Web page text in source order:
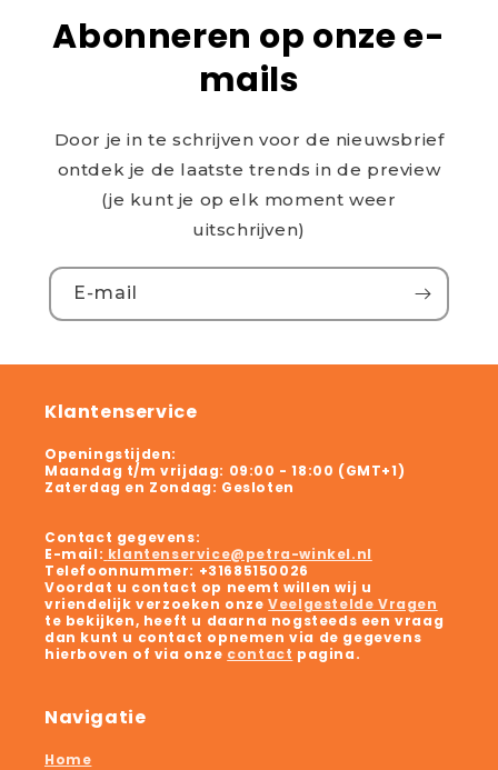
Abonneren op onze e-
mails
Door je in te schrijven voor de nieuwsbrief
ontdek je de laatste trends in de preview
(je kunt je op elk moment weer
uitschrijven)
E‑mail
Klantenservice
Openingstijden:
Maandag t/m vrijdag: 09:00 - 18:00 (GMT+1)
Zaterdag en Zondag: Gesloten
Contact gegevens:
E-mail: klantenservice@petra-winkel.nl
Telefoonnummer: +31685150026
Voordat u contact op neemt willen wij u
vriendelijk verzoeken onzeVeelgestelde Vragen
te bekijken, heeft u daarna nogsteeds een vraag
dan kunt u contact opnemen via de gegevens
hierboven of via onze contact pagina.
Navigatie
Home